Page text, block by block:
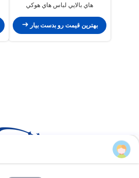
هاي بالايي لباس هاي هوکي
بهترین قیمت رو بدست بیار